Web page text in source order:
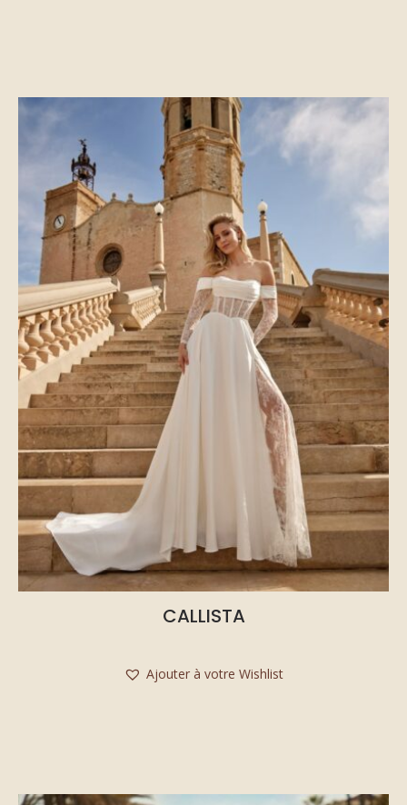
CALLISTA
Ajouter à votre Wishlist